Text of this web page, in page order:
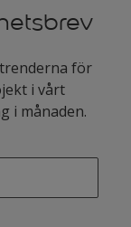
för
i vårt
i månaden.